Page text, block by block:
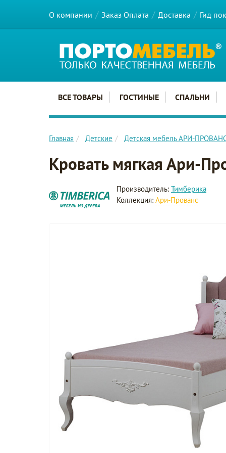
О компании Заказ Оплата Доставка Гид
Главное меню сайта
ВСЕ ТОВАРЫ ГОСТИНЫЕ СПАЛЬНИ
Главная Детские Детская мебель АРИ-
Кровать мягкая Ари-
Производитель: Тимберика
Коллекция: Ари-Прованс